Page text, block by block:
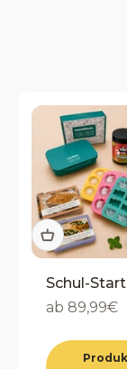
Schul-
Angebot
ab 89,99€